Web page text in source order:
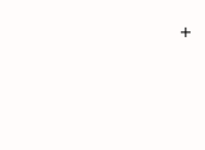
+